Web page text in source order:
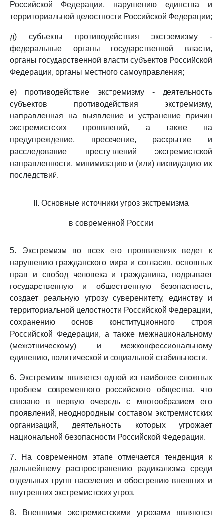
Российской Федерации, нарушению единства и
территориальной целостности Российской Федерации;
д) субъекты противодействия экстремизму -
федеральные органы государственной власти,
органы государственной власти субъектов Российской
Федерации, органы местного самоуправления;
е) противодействие экстремизму - деятельность
субъектов противодействия экстремизму,
направленная на выявление и устранение причин
экстремистских проявлений, а также на
предупреждение, пресечение, раскрытие и
расследование преступлений экстремистской
направленности, минимизацию и (или) ликвидацию их
последствий.
II. Основные источники угроз экстремизма
в современной России
5. Экстремизм во всех его проявлениях ведет к
нарушению гражданского мира и согласия, основных
прав и свобод человека и гражданина, подрывает
государственную и общественную безопасность,
создает реальную угрозу суверенитету, единству и
территориальной целостности Российской Федерации,
сохранению основ конституционного строя
Российской Федерации, а также межнациональному
(межэтническому) и межконфессиональному
единению, политической и социальной стабильности.
6. Экстремизм является одной из наиболее сложных
проблем современного российского общества, что
связано в первую очередь с многообразием его
проявлений, неоднородным составом экстремистских
организаций, деятельность которых угрожает
национальной безопасности Российской Федерации.
7. На современном этапе отмечается тенденция к
дальнейшему распространению радикализма среди
отдельных групп населения и обострению внешних и
внутренних экстремистских угроз.
8. Внешними экстремистскими угрозами являются